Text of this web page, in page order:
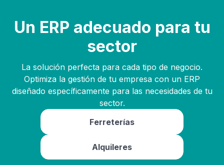
Un ERP adecuado para tu
sector
La solución perfecta para cada tipo de negocio.
Optimiza la gestión de tu empresa con un ERP
diseñado específicamente para las necesidades de tu
sector.
Ferreterías
Alquileres